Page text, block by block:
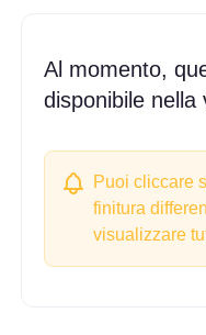
Al momento,
disponibile nella
Puoi cliccare
finitura
visualizzare